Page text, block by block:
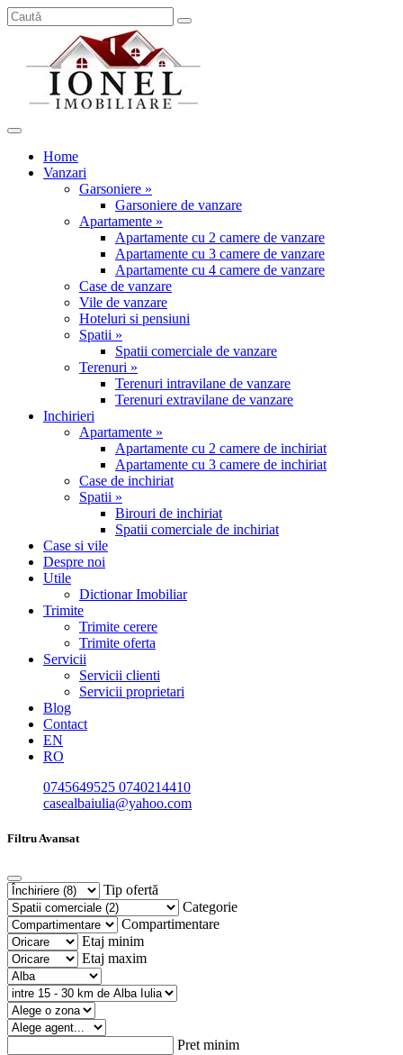
Home
Vanzari
Garsoniere »
Garsoniere de vanzare
Apartamente »
Apartamente cu 2 camere de vanzare
Apartamente cu 3 camere de vanzare
Apartamente cu 4 camere de vanzare
Case de vanzare
Vile de vanzare
Hoteluri si pensiuni
Spatii »
Spatii comerciale de vanzare
Terenuri »
Terenuri intravilane de vanzare
Terenuri extravilane de vanzare
Inchirieri
Apartamente »
Apartamente cu 2 camere de inchiriat
Apartamente cu 3 camere de inchiriat
Case de inchiriat
Spatii »
Birouri de inchiriat
Spatii comerciale de inchiriat
Case si vile
Despre noi
Utile
Dictionar Imobiliar
Trimite
Trimite cerere
Trimite oferta
Servicii
Servicii clienti
Servicii proprietari
Blog
Contact
EN
RO
0745649525 0740214410
casealbaiulia@yahoo.com
Filtru Avansat
Tip ofertă
Categorie
Compartimentare
Etaj minim
Etaj maxim
Pret minim